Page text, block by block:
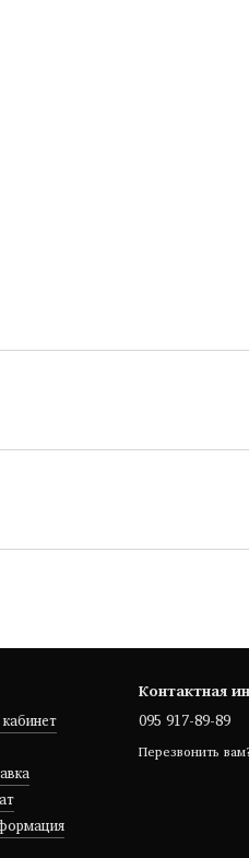
Контактная
095 917-89-89
Перезвонить